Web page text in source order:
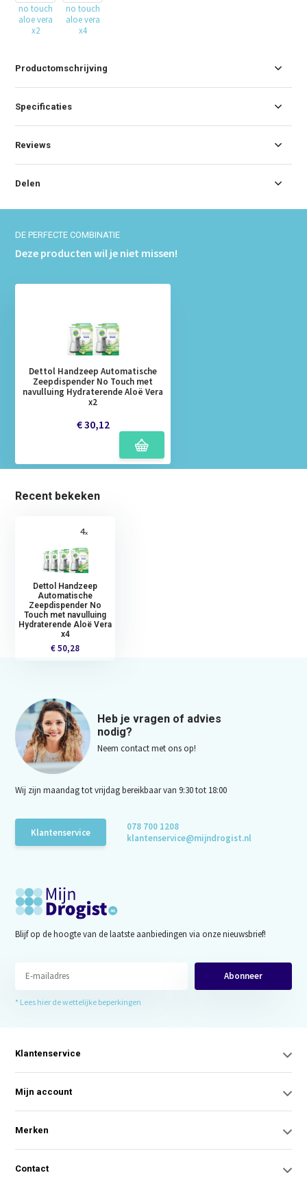
no touch
aloe vera
x2
no touch
aloe vera
x4
Productomschrijving
Specificaties
Reviews
Delen
DE PERFECTE COMBINATIE
Deze producten wil je niet missen!
Dettol Handzeep Automatische
Zeepdispender No Touch met
navulluing Hydraterende Aloë Vera
x2
€ 30,12
Recent bekeken
Dettol Handzeep
Automatische
Zeepdispender No
Touch met navulluing
Hydraterende Aloë Vera
x4
€ 50,28
Heb je vragen of advies
nodig?
Neem contact met ons op!
Wij zijn maandag tot vrijdag bereikbaar van 9:30 tot 18:00
Klantenservice
078 700 1208
klantenservice@mijndrogist.nl
Blijf op de hoogte van de laatste aanbiedingen via onze nieuwsbrief!
Abonneer
* Lees hier de wettelijke beperkingen
Klantenservice
Mijn account
Merken
Contact